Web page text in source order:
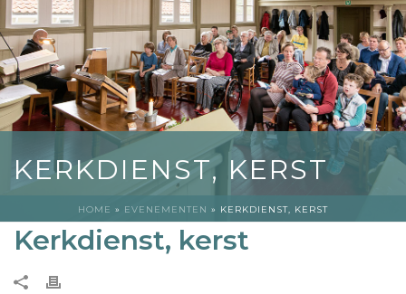
KERKDIENST, KERST
HOME » EVENEMENTEN » KERKDIENST, KERST
Kerkdienst, kerst